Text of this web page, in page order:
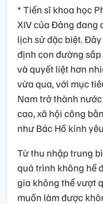
* Tiến sĩ khoa học
XIV của Đảng đang
lịch sử đặc biệt.
định con đường
và quyết liệt hơn
vừa qua, với mục
Nam trở thành
cao, xã hội công
như Bác Hồ kính
Từ thu nhập trung
quá trình không hề
gia không thể vượt
muốn làm được